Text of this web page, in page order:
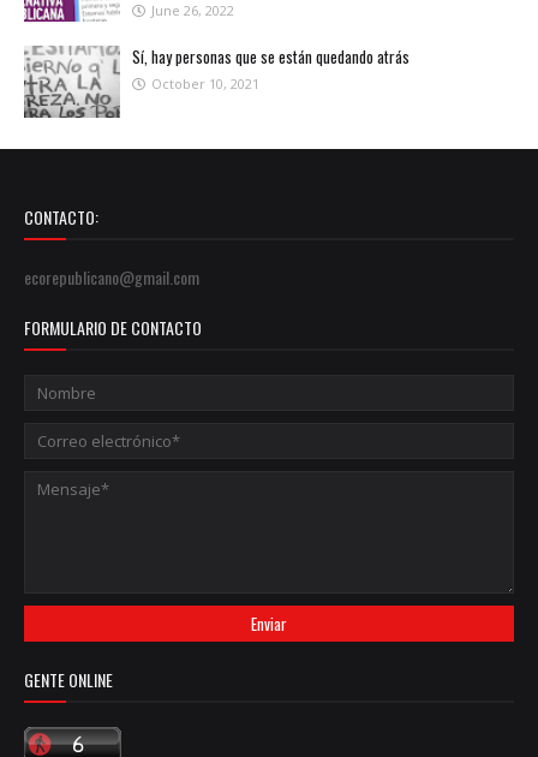
June 26, 2022
Sí, hay personas que se están quedando atrás
October 10, 2021
CONTACTO:
ecorepublicano@gmail.com
FORMULARIO DE CONTACTO
GENTE ONLINE